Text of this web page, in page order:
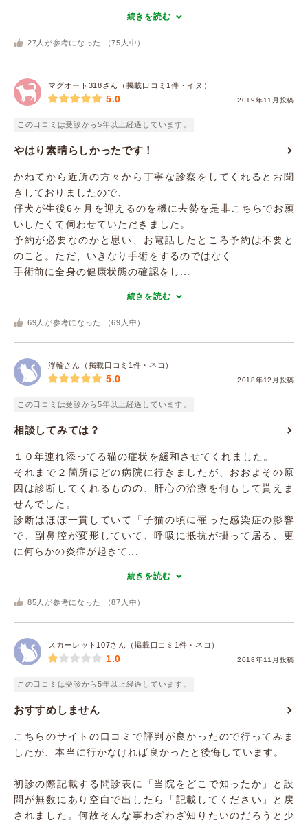
続きを読む
27 人が参考になった （75 人中）
マグオート318さん（掲載口コミ1件・イヌ）
2019年11月投稿
5.0
この口コミは受診から5年以上経過しています。
やはり素晴らしかったです！
かねてから近所の方々から丁寧な診察をしてくれるとお聞
きしておりましたので、
仔犬が生後6ヶ月を迎えるのを機に去勢を是非こちらでお願
いしたくて伺わせていただきました。
予約が必要なのかと思い、お電話したところ予約は不要と
のこと。ただ、いきなり手術をするのではなく
手術前に全身の健康状態の確認をし...
続きを読む
69 人が参考になった （69 人中）
浮輪さん（掲載口コミ1件・ネコ）
2018年12月投稿
5.0
この口コミは受診から5年以上経過しています。
相談してみては？
１０年連れ添ってる猫の症状を緩和させてくれました。
それまで２箇所ほどの病院に行きましたが、おおよその原
因は診断してくれるものの、肝心の治療を何もして貰えま
せんでした。
診断はほぼ一貫していて「子猫の頃に罹った感染症の影響
で、副鼻腔が変形していて、呼吸に抵抗が掛って居る、更
に何らかの炎症が起きて...
続きを読む
85 人が参考になった （87 人中）
スカーレット107さん（掲載口コミ1件・ネコ）
2018年11月投稿
1.0
この口コミは受診から5年以上経過しています。
おすすめしません
こちらのサイトの口コミで評判が良かったので行ってみま
したが、本当に行かなければ良かったと後悔しています。
初診の際記載する問診表に「当院をどこで知ったか」と設
問が無数にあり空白で出したら「記載してください」と戻
されました。何故そんな事わざわざ知りたいのだろうと少